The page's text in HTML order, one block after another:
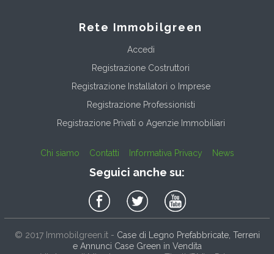
Rete Immobilgreen
Accedi
Registrazione Costruttori
Registrazione Installatori o Imprese
Registrazione Professionisti
Registrazione Privati o Agenzie Immobiliari
Chi siamo Contatti Informativa Privacy News
Seguici anche su:
© 2017 Immobilgreen.it- Case di Legno Prefabbricate, Terreni
e Annunci Case Green in Vendita